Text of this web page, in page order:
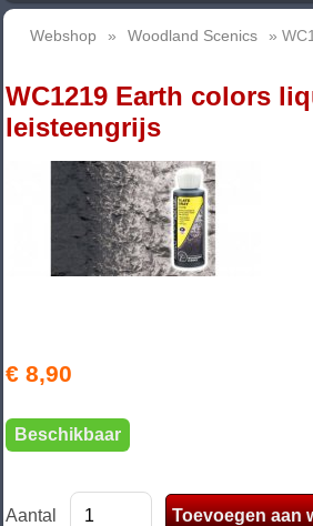
Webshop » Woodland Scenics
»
WC1219 Earth colors
leisteengrijs
€ 8,90
Beschikbaar
Aantal